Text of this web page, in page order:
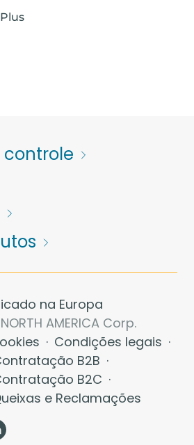
controle
na Europa
AMERICA Corp.
· Condições legais ·
B2B ·
B2C ·
e Reclamações